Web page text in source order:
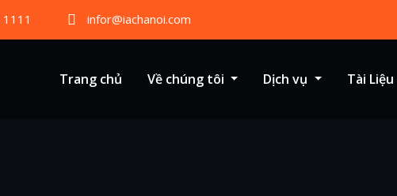
infor@iachanoi.com
Trang chủ Về chúng tôi Dịch vụ Tài Liệu